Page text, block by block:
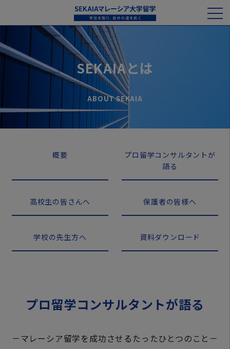
SEKAIAとは
ABOUT SEKAIA
概要
プロ留学コンサルタントが
語る
高校生の皆さんへ 保護者の皆様へ
学校の先生方へ 資料ダウンロード
プロ留学コンサルタントが語る
－マレーシア留学を成功させるたったひとつのこと－